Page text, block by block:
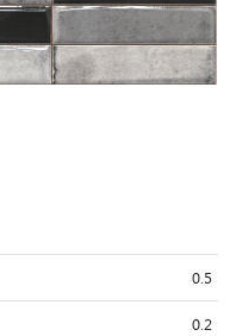
0.5
0.2